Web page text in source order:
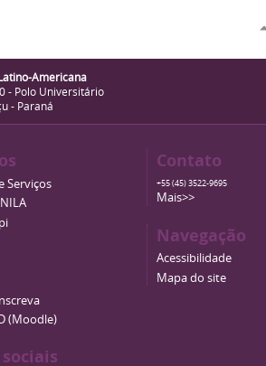
Americana
- Polo Universitário
- Paraná
Serviços
(Moodle)
sociais
Contato
+55 (45) 3522-9695
Mais>>
Navegação
Acessibilidade
Mapa do site